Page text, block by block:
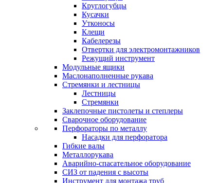
Круглогубцы
Кусачки
Утконосы
Клещи
Кабелерезы
Отвертки для электромонтажников
Режущий инструмент
Модульные ящики
Маслонаполненные рукава
Стремянки и лестницы
Лестницы
Стремянки
Заклепочные пистолеты и степлеры
Сварочное оборудование
Перфораторы по металлу
Насадки для перфоратора
Гибкие валы
Металлорукава
Аварийно-спасательное оборудование
СИЗ от падения с высоты
Инструмент для монтажа труб